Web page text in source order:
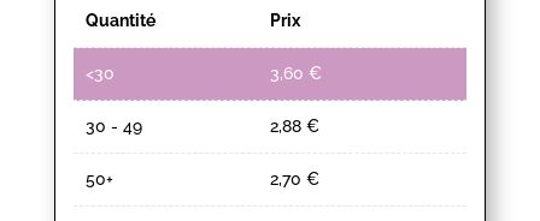
Quantité Prix
<30 3,60 €
30 - 49 2,88 €
50+ 2,70 €